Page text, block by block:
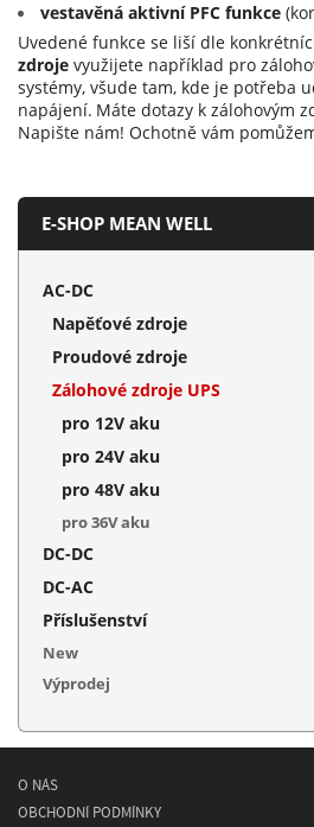
vestavěná aktivní PFC funkce
Uvedené funkce se liší dle
zdroje využijete například pro
systémy, všude tam, kde je potřeba
napájení. Máte dotazy k zálohovým
Napište nám! Ochotně vám
E-SHOP MEAN WELL
AC-DC
Napěťové zdroje
Proudové zdroje
Zálohové zdroje UPS
pro 12V aku
pro 24V aku
pro 48V aku
pro 36V aku
DC-DC
DC-AC
Příslušenství
New
Výprodej
O NÁS
OBCHODNÍ PODMÍNKY